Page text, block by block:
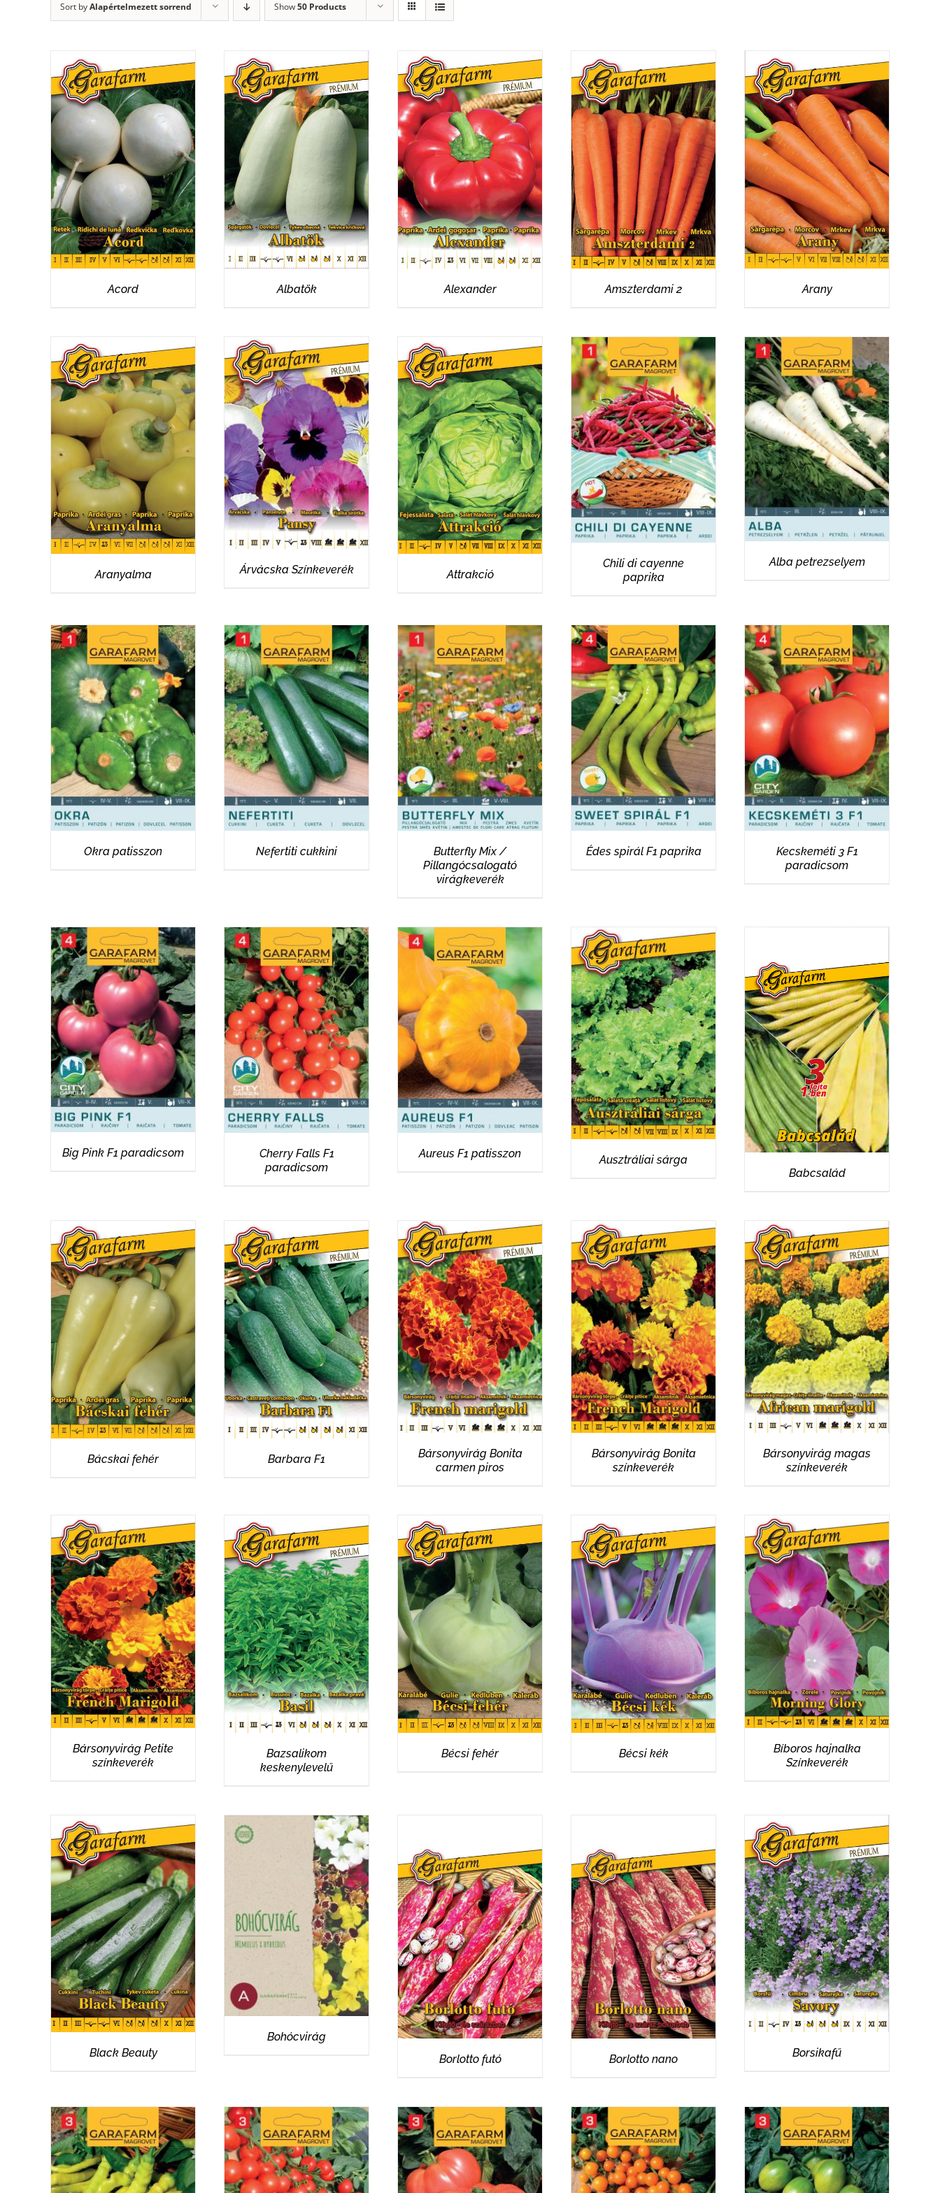
Sort byAlapértelmezett sorrend Show50 Products
RÉSZLETEK
Acord
RÉSZLETEK
Albatök
RÉSZLETEK
Alexander
RÉSZLETEK
Amszterdami 2
RÉSZLETEK
Arany
RÉSZLETEK
Aranyalma
RÉSZLETEK
Árvácska Színkeverék
RÉSZLETEK
Attrakció
RÉSZLETEK
Chili di cayenne
paprika
RÉSZLETEK
Alba petrezselyem
RÉSZLETEK
Okra patisszon
RÉSZLETEK
Nefertiti cukkini
RÉSZLETEK
Butterfly Mix /
Pillangócsalogató
virágkeverék
RÉSZLETEK
Édes spirál F1 paprika
RÉSZLETEK
Kecskeméti 3 F1
paradicsom
RÉSZLETEK
Big Pink F1 paradicsom
RÉSZLETEK
Cherry Falls F1
paradicsom
RÉSZLETEK
Aureus F1 patisszon
RÉSZLETEK
Ausztráliai sárga
RÉSZLETEK
Babcsalád
RÉSZLETEK
Bácskai fehér
RÉSZLETEK
Barbara F1
RÉSZLETEK
Bársonyvirág Bonita
carmen piros
RÉSZLETEK
Bársonyvirág Bonita
színkeverék
RÉSZLETEK
Bársonyvirág magas
színkeverék
RÉSZLETEK
Bársonyvirág Petite
színkeverék
RÉSZLETEK
Bazsalikom
keskenylevelű
RÉSZLETEK
Bécsi fehér
RÉSZLETEK
Bécsi kék
RÉSZLETEK
Bíboros hajnalka
Színkeverék
RÉSZLETEK
Black Beauty
RÉSZLETEK
Bohócvirág
RÉSZLETEK
Borlotto futó
RÉSZLETEK
Borlotto nano
RÉSZLETEK
Borsikafű